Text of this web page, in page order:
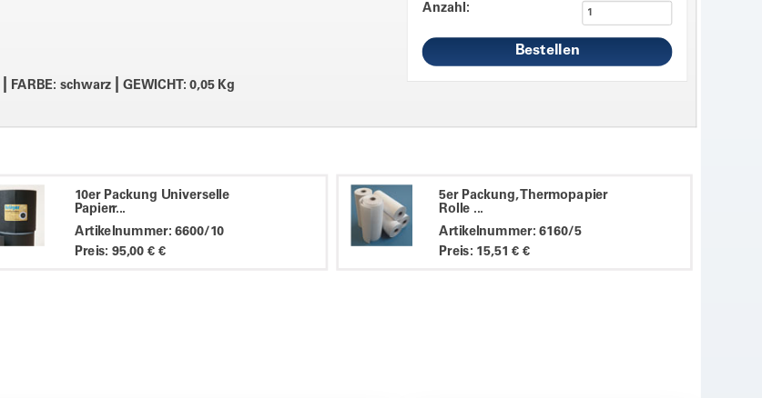
FARBE: schwarz GEWICHT: 0,05 Kg
Anzahl:
10er Packung Universelle
Papierr...
Artikelnummer: 6600/10
Preis: 95,00 € €
5er Packung, Thermopapier
Rolle ...
Artikelnummer: 6160/5
Preis: 15,51 € €